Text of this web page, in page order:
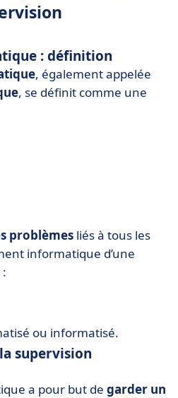
: définition
, également appelée
, se définit comme une
problèmes liés à tous les
informatique d’une
ou informatisé.
supervision
a pour but de garder un